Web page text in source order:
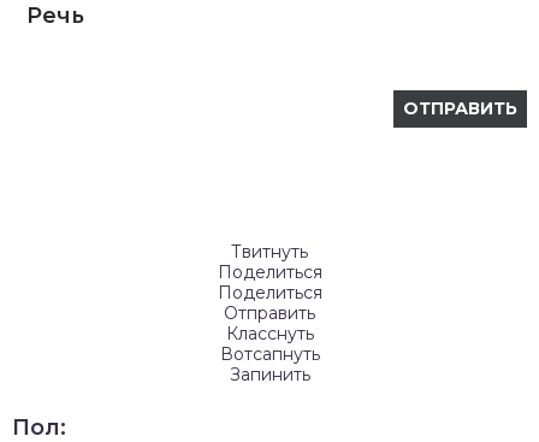
Речь
Твитнуть
Поделиться
Поделиться
Отправить
Класснуть
Вотсапнуть
Запинить
Пол: